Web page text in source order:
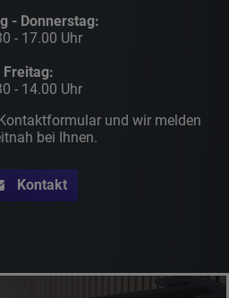
- Donnerstag:
- 17.00 Uhr
Freitag:
- 14.00 Uhr
und wir melden
bei Ihnen.
Kontakt